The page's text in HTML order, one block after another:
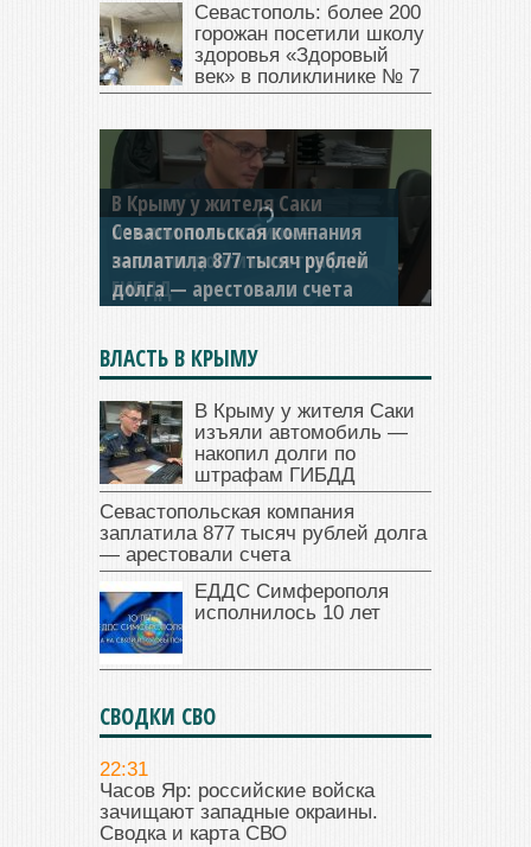
Севастополь: более 200
горожан посетили школу
здоровья «Здоровый
век» в поликлинике № 7
Севастопольская компания
заплатила 877 тысяч рублей
долга — арестовали счета
ВЛАСТЬ В КРЫМУ
В Крыму у жителя Саки
изъяли автомобиль —
накопил долги по
штрафам ГИБДД
Севастопольская компания
заплатила 877 тысяч рублей долга
— арестовали счета
ЕДДС Симферополя
исполнилось 10 лет
СВОДКИ СВО
22:31
Часов Яр: российские войска
зачищают западные окраины.
Сводка и карта СВО